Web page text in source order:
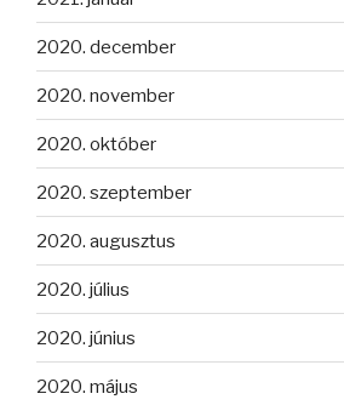
2020. december
2020. november
2020. október
2020. szeptember
2020. augusztus
2020. július
2020. június
2020. május